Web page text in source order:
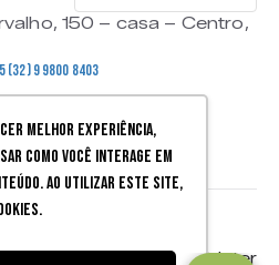
melhor experiência,
como você interage em
Ao utilizar este site,
150 – casa – Centro,
(32) 9 9800 8403
Mobister